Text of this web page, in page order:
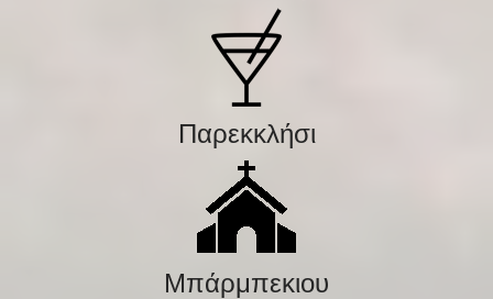
Παρεκκλήσι
Μπάρμπεκιου